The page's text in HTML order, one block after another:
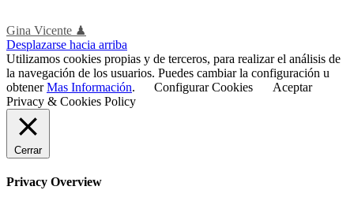
Gina Vicente ♟
Desplazarse hacia arriba
Utilizamos cookies propias y de terceros, para realizar el análisis de
la navegación de los usuarios. Puedes cambiar la configuración u
obtenerMas Información. Configurar Cookies
Aceptar
Privacy & Cookies Policy
Cerrar
Privacy Overview